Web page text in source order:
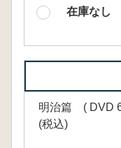
在庫なし
明治篇 ( DVD
(税込)